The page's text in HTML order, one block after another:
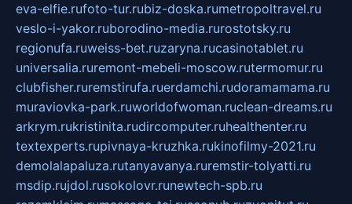
eva-elfie.rufoto-tur.rubiz-doska.rumetropoltravel.ru
veslo-i-yakor.ruborodino-media.rurostotsky.ru
regionufa.ruweiss-bet.ruzaryna.rucasinotablet.ru
universalia.ruremont-mebeli-moscow.rutermomur.ru
clubfisher.ruremstirufa.ruerdamchi.rudoramamama.ru
muraviovka-park.ruworldofwoman.ruclean-dreams.ru
arkrym.rukristinita.rudircomputer.ruhealthenter.ru
textexperts.rupivnaya-kruzhka.rukinofilmy-2021.ru
demolalapaluza.rutanyavanya.ruremstir-tolyatti.ru
msdip.rujdol.rusokolovr.runewtech-spb.ru